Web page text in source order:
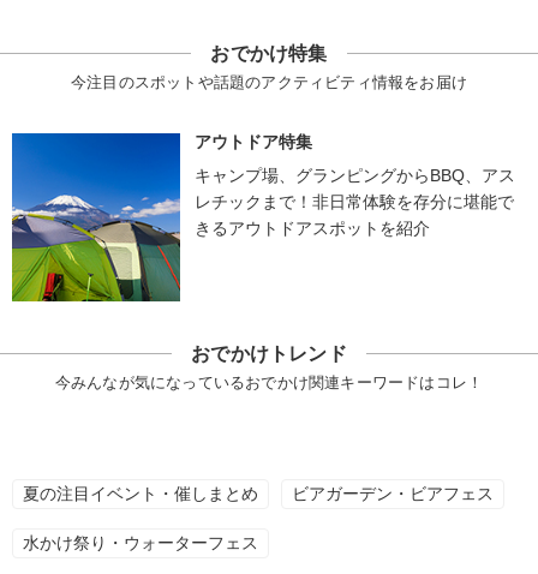
おでかけ特集
今注目のスポットや話題のアクティビティ情報をお届け
アウトドア特集
キャンプ場、グランピングからBBQ、アス
レチックまで！非日常体験を存分に堪能で
きるアウトドアスポットを紹介
おでかけトレンド
今みんなが気になっているおでかけ関連キーワードはコレ！
夏の注目イベント・催しまとめ ビアガーデン・ビアフェス
水かけ祭り・ウォーターフェス